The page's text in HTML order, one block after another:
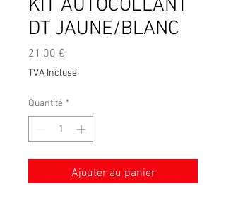
KIT AUTOCOLLANT
DT JAUNE/BLANC
21,00 €
TVA Incluse
Quantité *
Ajouter au panier